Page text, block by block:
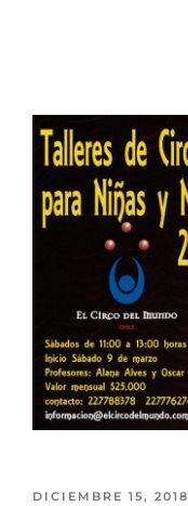
DICIEMBRE 15, 2018